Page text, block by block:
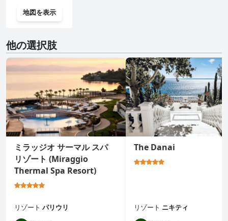
地図を表示
他の選択肢
ミラッジオ サーマル スパ
リゾート (Miraggio
Thermal Spa Resort)
リゾート パリウリ
The Danai
リゾート ニキティ